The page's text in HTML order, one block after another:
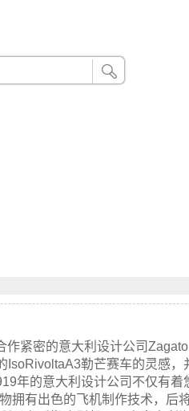
紧密的意大利设计公司
勒芒赛车的灵感，
年的意大利设计公司不仅有着
拥有出色的飞机制作技术，后